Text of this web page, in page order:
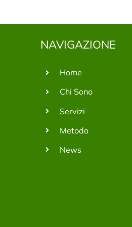
NAVIGAZIONE
Home
Chi Sono
Servizi
Metodo
News